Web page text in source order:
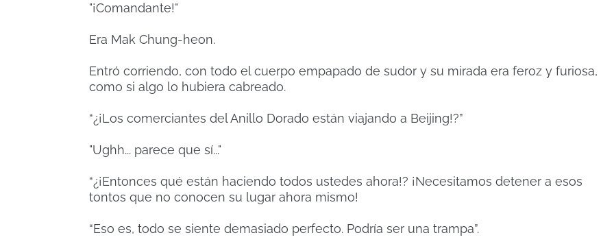
"¡Comandante!"
Era Mak Chung-heon.
Entró corriendo, con todo el cuerpo empapado de sudor y su mirada era feroz y furiosa,
como si algo lo hubiera cabreado.
“¿¡Los comerciantes del Anillo Dorado están viajando a Beijing!?”
"Ughh... parece que sí..."
“¿¡Entonces qué están haciendo todos ustedes ahora!? ¡Necesitamos detener a esos
tontos que no conocen su lugar ahora mismo!
“Eso es, todo se siente demasiado perfecto. Podría ser una trampa”.